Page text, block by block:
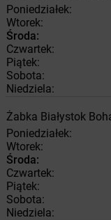
Poniedziałek:
Wtorek:
Środa:
Czwartek:
Piątek:
Sobota:
Niedziela:
Żabka Białystok
Poniedziałek:
Wtorek:
Środa:
Czwartek:
Piątek:
Sobota:
Niedziela: